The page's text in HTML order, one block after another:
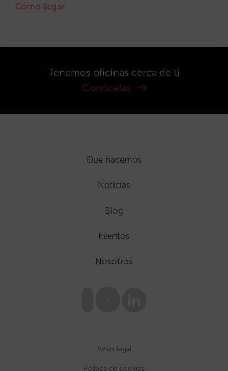
Cómo llegar
Tenemos oficinas cerca de ti
Conócelas
Que hacemos
Noticias
Blog
Eventos
Nosotros
Aviso legal
Política de cookies